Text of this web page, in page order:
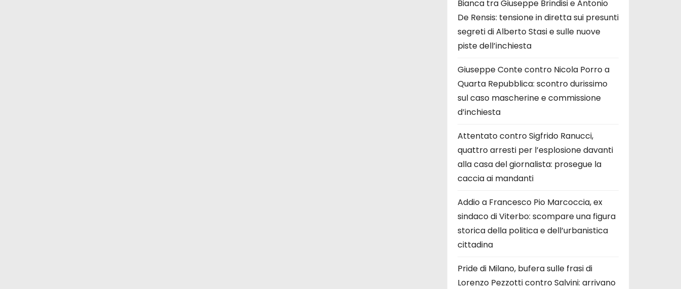
Bianca tra Giuseppe Brindisi e Antonio
De Rensis: tensione in diretta sui presunti
segreti di Alberto Stasi e sulle nuove
piste dell’inchiesta
Giuseppe Conte contro Nicola Porro a
Quarta Repubblica: scontro durissimo
sul caso mascherine e commissione
d’inchiesta
Attentato contro Sigfrido Ranucci,
quattro arresti per l’esplosione davanti
alla casa del giornalista: prosegue la
caccia ai mandanti
Addio a Francesco Pio Marcoccia, ex
sindaco di Viterbo: scompare una figura
storica della politica e dell’urbanistica
cittadina
Pride di Milano, bufera sulle frasi di
Lorenzo Pezzotti contro Salvini: arrivano